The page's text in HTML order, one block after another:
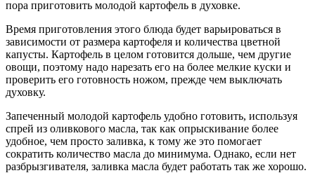
пора приготовить молодой картофель в духовке.
Время приготовления этого блюда будет варьироваться в
зависимости от размера картофеля и количества цветной
капусты. Картофель в целом готовится дольше, чем другие
овощи, поэтому надо нарезать его на более мелкие куски и
проверить его готовность ножом, прежде чем выключать
духовку.
Запеченный молодой картофель удобно готовить, используя
спрей из оливкового масла, так как опрыскивание более
удобное, чем просто заливка, к тому же это помогает
сократить количество масла до минимума. Однако, если нет
разбрызгивателя, заливка масла будет работать так же хорошо.